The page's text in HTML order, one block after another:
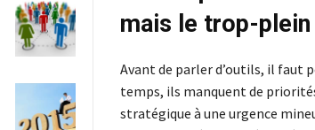
mais le trop-plein
Avant de parler d’outils, il faut
temps, ils manquent de
stratégique à une urgence